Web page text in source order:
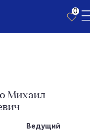
0
Михаил
Ведущий